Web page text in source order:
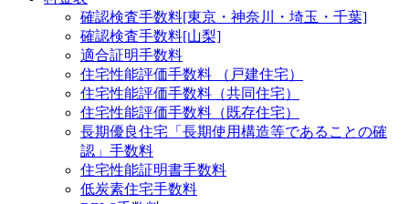
確認検査手数料[東京・神奈川・埼玉・千葉]
確認検査手数料[山梨]
適合証明手数料
住宅性能評価手数料 （戸建住宅）
住宅性能評価手数料（共同住宅）
住宅性能評価手数料（既存住宅）
長期優良住宅「長期使用構造等であることの確
認」手数料
住宅性能証明書手数料
低炭素住宅手数料